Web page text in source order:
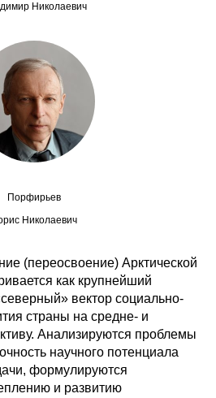
для авторов
оформления
Николаевич
Порфирьев
Николаевич
(переосвоение) Арктической
как крупнейший
вектор социально-
страны на средне- и
Анализируются проблемы
научного потенциала
формулируются
и развитию